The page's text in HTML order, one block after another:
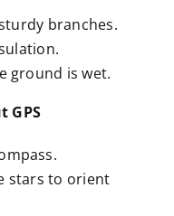
branches.
ground is wet.
GPS
stars to orient